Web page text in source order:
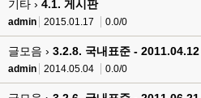
기타 › 4.1. 게시판
admin 2015.01.17 0.0/0
글모음 › 3.2.8. 국내표준 - 2011.04.12
admin 2014.05.04 0.0/0